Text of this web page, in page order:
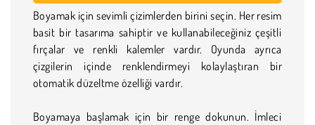
Boyamak için sevimli çizimlerden birini seçin. Her resim
basit bir tasarıma sahiptir ve kullanabileceğiniz çeşitli
fırçalar ve renkli kalemler vardır. Oyunda ayrıca
çizgilerin içinde renklendirmeyi kolaylaştıran bir
otomatik düzeltme özelliği vardır.
Boyamaya başlamak için bir renge dokunun. İmleci